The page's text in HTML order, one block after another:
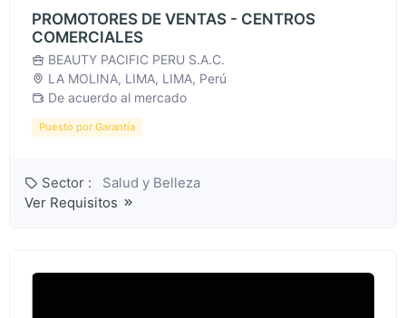
PROMOTORES DE VENTAS - CENTROS
COMERCIALES
BEAUTY PACIFIC PERU S.A.C.
LA MOLINA, LIMA, LIMA, Perú
De acuerdo al mercado
Puesto por Garantía
Sector :
Salud y Belleza
Ver Requisitos